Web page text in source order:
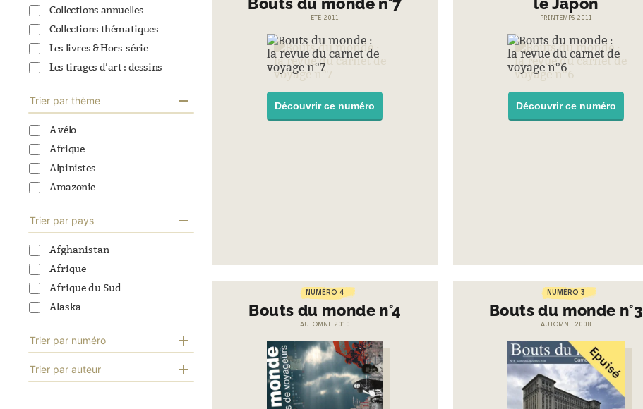
Collections annuelles
Collections thématiques
Les livres & Hors-série
Les tirages d’art : dessins
Trier par thème
A vélo
Afrique
Alpinistes
Amazonie
Animaux
Archéologie
Archéologues
Asie centrale
Asie du Sud-Est
Auto-stop
Aviation
Trier par pays
Afghanistan
Afrique
Afrique du Sud
Alaska
Algérie
Allemagne
Alpes
Trier par numéro
n° de 1 à 10
Trier par auteur
ETÉ 2011
Découvrir ce numéro
PRINTEMPS 2011
Découvrir ce numéro
NUMÉRO 4
Bouts du monde n°4
AUTOMNE 2010
NUMÉRO 3
Bouts du monde n°3
AUTOMNE 2008